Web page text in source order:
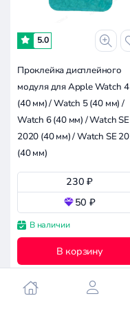
0
0к
0.1к
0.1к
0.2к
Совместимость
Все производители
Apple
Apple Watch S6 (40
Сбросить
фильтры
5.0
Проклейка дисплейного
модуля для Apple Watch 4
(40 мм) / Watch 5 (40 мм) /
Watch 6 (40 мм) / Watch SE
2020 (40 мм) / Watch SE
(40 мм)
230 ₽
50 ₽
В наличии
В корзину